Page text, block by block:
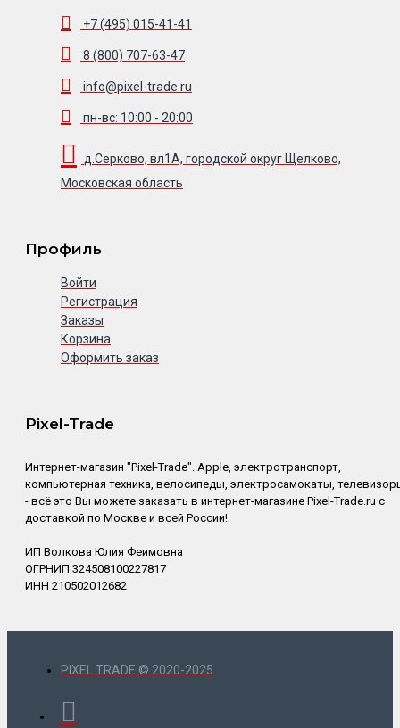
+7 (495) 015-41-41
8 (800) 707-63-47
info@pixel-trade.ru
пн-вс: 10:00 - 20:00
д.Серково, вл1А, городской округ Щелково,
Московская область
Профиль
Войти
Регистрация
Заказы
Корзина
Оформить заказ
Pixel-Trade
Интернет-магазин "Pixel-Trade". Apple, электротранспорт,
компьютерная техника, велосипеды, электросамокаты,
- всё это Вы можете заказать в интернет-магазине Pixel-Trade.ru с
доставкой по Москве и всей России!
ИП Волкова Юлия Феимовна
ОГРНИП 324508100227817
ИНН 210502012682
PIXEL TRADE © 2020-2025